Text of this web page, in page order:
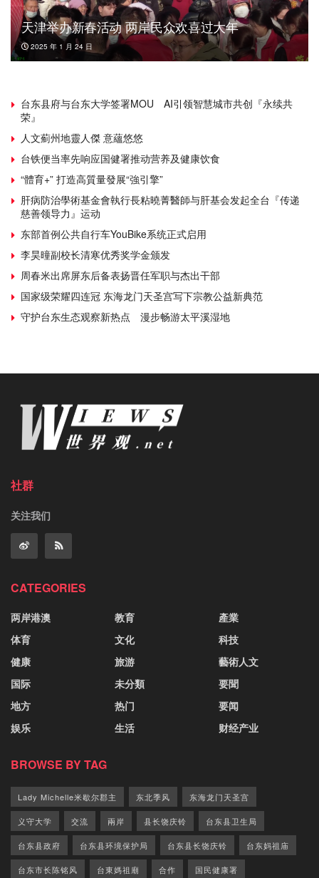
天津举办新春活动 两岸民众欢喜过大年
2025 年 1 月 24 日
台东县府与台东大学签署MOU AI引领智慧城市共创『永续共
荣』
人文薊州地靈人傑 意蘊悠悠
台铁便当率先响应国健署推动营养及健康饮食
“體育+” 打造高質量發展“強引擎”
肝病防治學術基金會執行長粘曉菁醫師与肝基会发起全台『传递
慈善领导力』运动
东部首例公共自行车YouBike系统正式启用
李昊曈副校长清寒优秀奖学金颁发
周春米出席屏东后备表扬晋任军职与杰出干部
国家级荣耀四连冠 东海龙门天圣宫写下宗教公益新典范
守护台东生态观察新热点 漫步畅游太平溪湿地
社群
关注我们
CATEGORIES
两岸港澳
体育
健康
国际
地方
娱乐
教育
文化
旅游
未分類
热门
生活
產業
科技
藝術人文
要聞
要闻
财经产业
BROWSE BY TAG
Lady Michelle米歇尔郡主 东北季风 东海龙门天圣宫
义守大学 交流 兩岸 县长饶庆铃 台东县卫生局
台东县政府 台东县环境保护局 台东县长饶庆铃 台东妈祖庙
台东市长陈铭风 台東媽祖廟 合作 国民健康署